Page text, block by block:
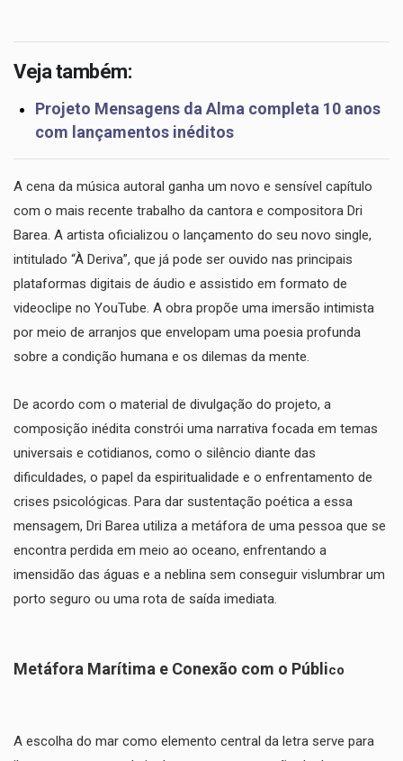
Veja também:
Projeto Mensagens da Alma completa 10 anos
com lançamentos inéditos
A cena da música autoral ganha um novo e sensível capítulo
com o mais recente trabalho da cantora e compositora Dri
Barea. A artista oficializou o lançamento do seu novo single,
intitulado “À Deriva”, que já pode ser ouvido nas principais
plataformas digitais de áudio e assistido em formato de
videoclipe no YouTube. A obra propõe uma imersão intimista
por meio de arranjos que envelopam uma poesia profunda
sobre a condição humana e os dilemas da mente.
​De acordo com o material de divulgação do projeto, a
composição inédita constrói uma narrativa focada em temas
universais e cotidianos, como o silêncio diante das
dificuldades, o papel da espiritualidade e o enfrentamento de
crises psicológicas. Para dar sustentação poética a essa
mensagem, Dri Barea utiliza a metáfora de uma pessoa que se
encontra perdida em meio ao oceano, enfrentando a
imensidão das águas e a neblina sem conseguir vislumbrar um
porto seguro ou uma rota de saída imediata.
​Metáfora Marítima e Conexão com o Público
​A escolha do mar como elemento central da letra serve para